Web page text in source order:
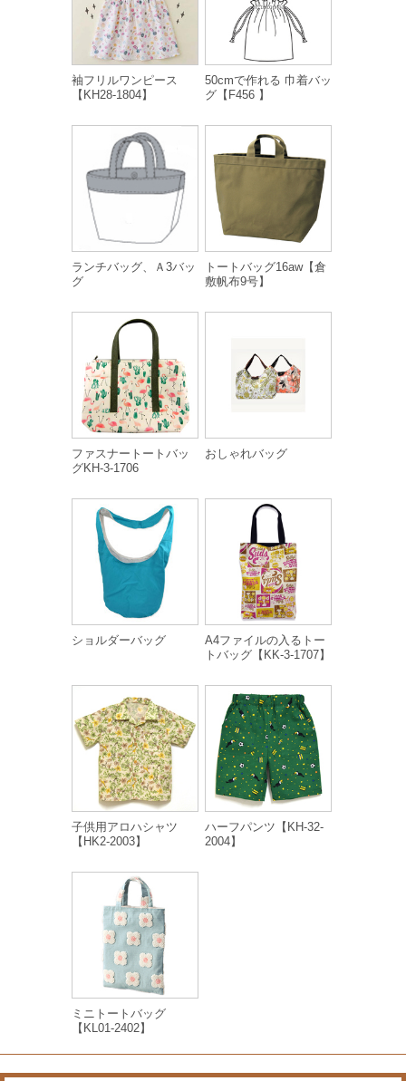
袖フリルワンピース
【KH28-1804】
50cmで作れる 巾着バッ
グ【F456 】
ランチバッグ、Ａ3バッ
グ
トートバッグ16aw【倉
敷帆布9号】
ファスナートートバッ
グKH-3-1706
おしゃれバッグ
ショルダーバッグ
A4ファイルの入るトー
トバッグ【KK-3-1707】
子供用アロハシャツ
【HK2-2003】
ハーフパンツ【KH-32-
2004】
ミニトートバッグ
【KL01-2402】